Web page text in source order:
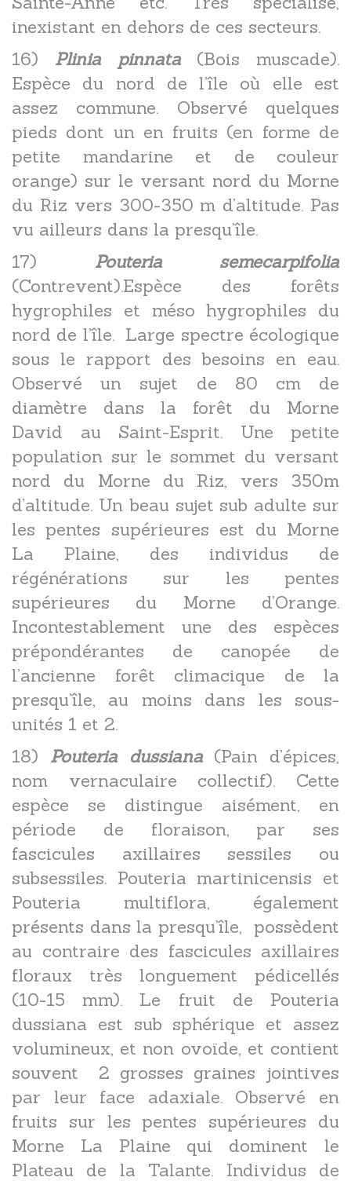
inexistant en dehors de ces secteurs.
16) Plinia pinnata(Bois muscade).
Espèce du nord de l’île où elle est
assez commune. Observé quelques
pieds dont un en fruits (en forme de
petite mandarine et de couleur
orange) sur le versant nord du Morne
du Riz vers 300-350 m d’altitude. Pas
vu ailleurs dans la presqu’île.
17) Pouteria semecarpifolia
(Contrevent).Espèce des forêts
hygrophiles et méso hygrophiles du
nord de l’île. Large spectre écologique
sous le rapport des besoins en eau.
Observé un sujet de 80 cm de
diamètre dans la forêt du Morne
David au Saint-Esprit. Une petite
population sur le sommet du versant
nord du Morne du Riz, vers 350m
d’altitude. Un beau sujet sub adulte sur
les pentes supérieures est du Morne
La Plaine, des individus de
régénérations sur les pentes
supérieures du Morne d’Orange.
Incontestablement une des espèces
prépondérantes de canopée de
l’ancienne forêt climacique de la
presqu’île, au moins dans les sous-
unités 1 et 2.
18) Pouteria dussiana(Pain d’épices,
nom vernaculaire collectif). Cette
espèce se distingue aisément, en
période de floraison, par ses
fascicules axillaires sessiles ou
subsessiles. Pouteria martinicensis et
Pouteria multiflora, également
présents dans la presqu’île, possèdent
au contraire des fascicules axillaires
floraux très longuement pédicellés
(10-15 mm). Le fruit de Pouteria
dussiana est sub sphérique et assez
volumineux, et non ovoïde, et contient
souvent 2 grosses graines jointives
par leur face adaxiale. Observé en
fruits sur les pentes supérieures du
Morne La Plaine qui dominent le
Plateau de la Talante. Individus de